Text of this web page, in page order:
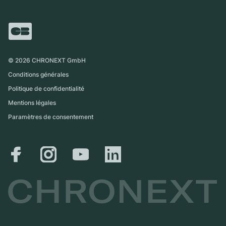
International
Magazine
Retrait sur place
© 2026 CHRONEXT GmbH
Conditions générales
Politique de confidentialité
Mentions légales
Paramètres de consentement